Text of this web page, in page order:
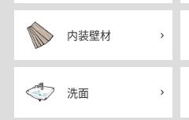
内装壁材
洗面